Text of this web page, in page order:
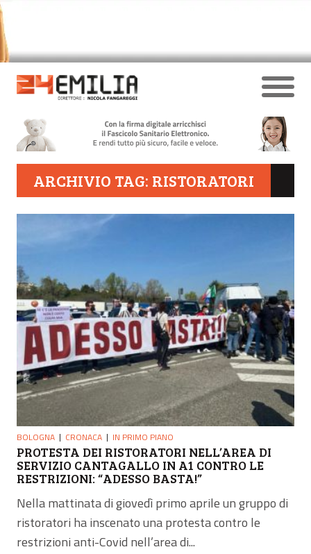
ARCHIVIO TAG: RISTORATORI
BOLOGNA CRONACA IN PRIMO PIANO
PROTESTA DEI RISTORATORI NELL’AREA DI
SERVIZIO CANTAGALLO IN A1 CONTRO LE
RESTRIZIONI: “ADESSO BASTA!”
Nella mattinata di giovedì primo aprile un gruppo di
ristoratori ha inscenato una protesta contro le
restrizioni anti-Covid nell’area di...